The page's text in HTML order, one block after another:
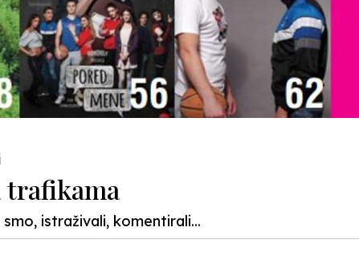
trafikama
istraživali, komentirali...